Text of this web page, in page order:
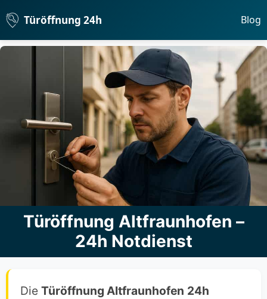
Türöffnung 24h Blog
Türöffnung Altfraunhofen –
24h Notdienst
Die Türöffnung Altfraunhofen 24h